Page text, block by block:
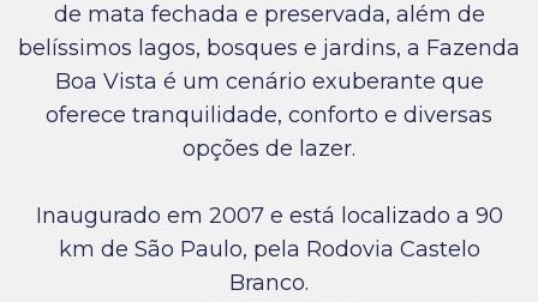
de mata fechada e preservada, além de
belíssimos lagos, bosques e jardins, a Fazenda
Boa Vista é um cenário exuberante que
oferece tranquilidade, conforto e diversas
opções de lazer.
Inaugurado em 2007 e está localizado a 90
km de São Paulo, pela Rodovia Castelo
Branco.